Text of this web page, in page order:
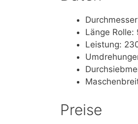
Länge
Leistung:
Preise